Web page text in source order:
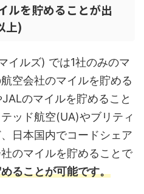
ルを貯めることが出
上)
イルズ) では1社のみのマ
空会社のマイルを貯める
のマイルを貯めること
ッド航空(UA)やブリティ
日本国内でコードシェア
のマイルを貯めることで
ることが可能です。